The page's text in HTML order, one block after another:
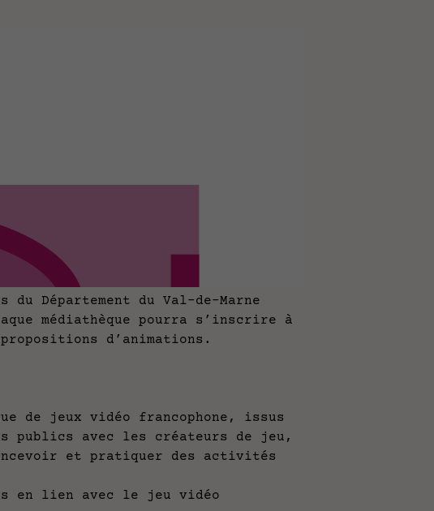
Département du Val-de-Marne
médiathèque pourra s’inscrire à
d’animations.
jeux vidéo francophone, issus
publics avec les créateurs de jeu,
et pratiquer des activités
en lien avec le jeu vidéo